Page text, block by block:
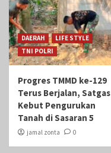
DAERAH
LIFE STYLE
TNI POLRI
Progres TMMD ke-129
Terus Berjalan, Satgas
Kebut Pengurukan
Tanah di Sasaran 5
jamal zonta 0